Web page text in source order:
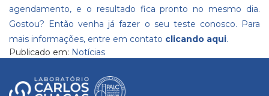
agendamento, e o resultado fica pronto no mesmo dia.
Gostou? Então venha já fazer o seu teste conosco. Para
mais informações, entre em contato clicando aqui.
Publicado em: Notícias